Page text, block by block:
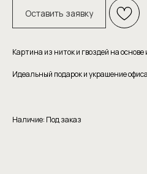
Оставить заявку
Картина из ниток и гвоздей на основе
Идеальный подарок и украшение
Наличие: Под заказ